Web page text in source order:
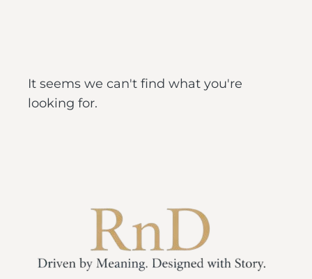
It seems we can't find what you're
looking for.